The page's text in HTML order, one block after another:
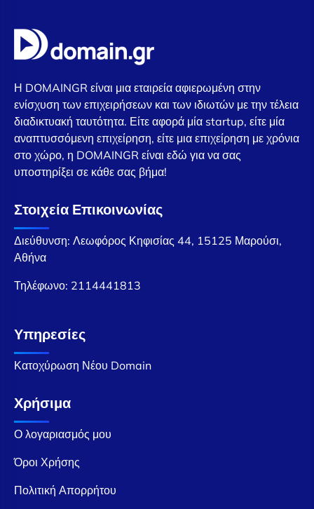
Η DOMAINGR είναι μια εταιρεία αφιερωμένη στην
ενίσχυση των επιχειρήσεων και των ιδιωτών με την τέλεια
διαδικτυακή ταυτότητα. Είτε αφορά μία startup, είτε μία
αναπτυσσόμενη επιχείρηση, είτε μια επιχείρηση με χρόνια
στο χώρο, η DOMAINGR είναι εδώ για να σας
υποστηρίξει σε κάθε σας βήμα!
Στοιχεία Επικοινωνίας
Διεύθυνση: Λεωφόρος Κηφισίας 44, 15125 Μαρούσι,
Αθήνα
Τηλέφωνο: 2114441813
Υπηρεσίες
Κατοχύρωση Νέου Domain
Χρήσιμα
Ο λογαριασμός μου
Όροι Χρήσης
Πολιτική Απορρήτου